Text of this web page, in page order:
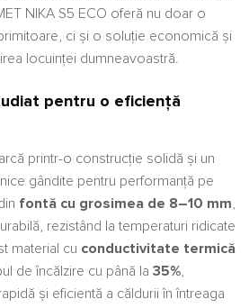
NIKA S5 ECO oferă nu doar o
ci și o soluție economică și
locuinței dumneavoastră.
pentru o eficiență
printr-o construcție solidă și un
gândite pentru performanță pe
fontă cu grosimea de 8–10 mm,
rezistând la temperaturi ridicate
material cu conductivitate termică
de încălzire cu până la 35%,
și eficientă a căldurii în întreaga